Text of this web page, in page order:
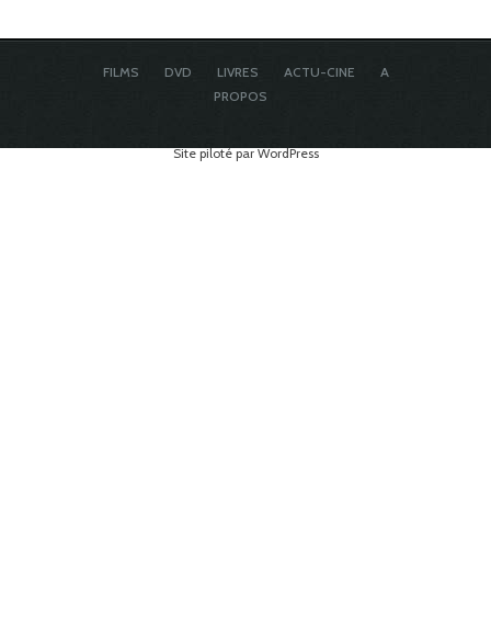
FILMS DVD LIVRES ACTU-CINE
A
PROPOS
Site piloté par WordPress